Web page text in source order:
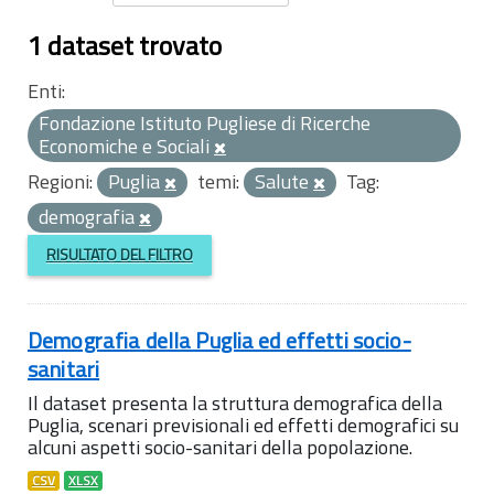
1 dataset trovato
Enti:
Fondazione Istituto Pugliese di Ricerche
Economiche e Sociali
Regioni: Puglia temi: Salute
Tag:
demografia
RISULTATO DEL FILTRO
Demografia della Puglia ed effetti socio-
sanitari
Il dataset presenta la struttura demografica della
Puglia, scenari previsionali ed effetti demografici su
alcuni aspetti socio-sanitari della popolazione.
CSV XLSX